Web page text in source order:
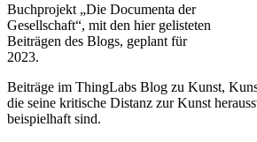
Buchprojekt „Die Documenta der
Gesellschaft“, mit den hier gelisteten
Beiträgen des Blogs, geplant für
2023.
Beiträge im ThingLabs Blog zu Kunst,
die seine kritische Distanz zur Kunst
beispielhaft sind.